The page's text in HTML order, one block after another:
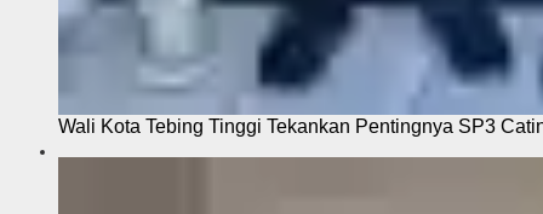
Wali Kota Tebing Tinggi Tekankan Pentingnya SP3